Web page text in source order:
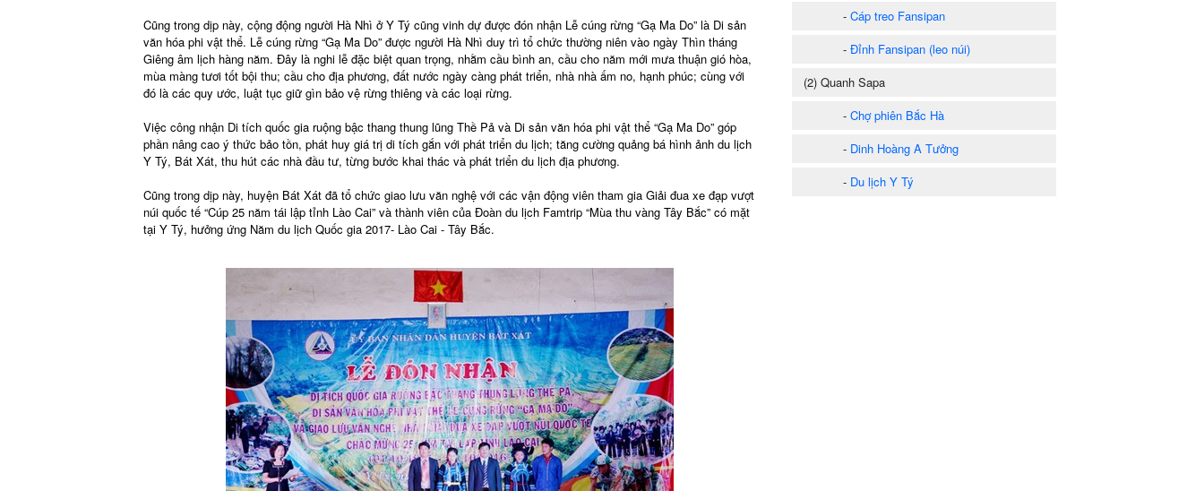
Cũng trong dịp này, cộng động người Hà Nhì ở Y Tý cũng vinh dự được đón nhận Lễ cúng rừng “Gạ Ma Do” là Di sản
văn hóa phi vật thể. Lễ cúng rừng “Gạ Ma Do” được người Hà Nhì duy trì tổ chức thường niên vào ngày Thìn tháng
Giêng âm lịch hàng năm. Đây là nghi lễ đặc biệt quan trọng, nhằm cầu bình an, cầu cho năm mới mưa thuận gió hòa,
mùa màng tươi tốt bội thu; cầu cho địa phương, đất nước ngày càng phát triển, nhà nhà ấm no, hạnh phúc; cùng với
đó là các quy ước, luật tục giữ gìn bảo vệ rừng thiêng và các loại rừng.
Việc công nhận Di tích quốc gia ruộng bậc thang thung lũng Thề Pả và Di sản văn hóa phi vật thể “Gạ Ma Do” góp
phần nâng cao ý thức bảo tồn, phát huy giá trị di tích gắn với phát triển du lịch; tăng cường quảng bá hình ảnh du lịch
Y Tý, Bát Xát, thu hút các nhà đầu tư, từng bước khai thác và phát triển du lịch địa phương.
Cũng trong dịp này, huyện Bát Xát đã tổ chức giao lưu văn nghệ với các vận động viên tham gia Giải đua xe đạp vượt
núi quốc tế “Cúp 25 năm tái lập tỉnh Lào Cai” và thành viên của Đoàn du lịch Famtrip “Mùa thu vàng Tây Bắc” có mặt
tại Y Tý, hưởng ứng Năm du lịch Quốc gia 2017- Lào Cai - Tây Bắc.
- Cáp treo Fansipan
- Đỉnh Fansipan (leo núi)
(2) Quanh Sapa
- Chợ phiên Bắc Hà
- Dinh Hoàng A Tưởng
- Du lịch Y Tý